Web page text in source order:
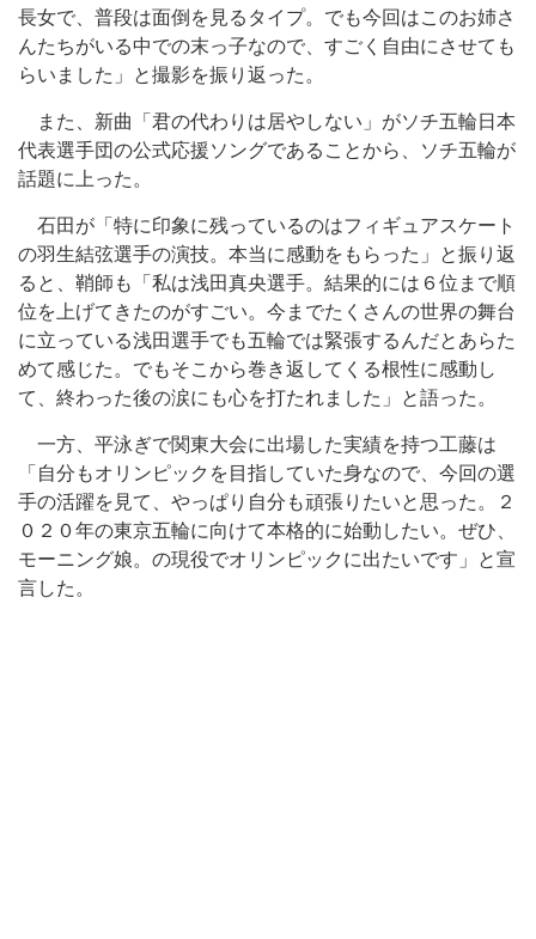
長女で、普段は面倒を見るタイプ。でも今回はこのお姉さ
んたちがいる中での末っ子なので、すごく自由にさせても
らいました」と撮影を振り返った。
また、新曲「君の代わりは居やしない」がソチ五輪日本
代表選手団の公式応援ソングであることから、ソチ五輪が
話題に上った。
石田が「特に印象に残っているのはフィギュアスケート
の羽生結弦選手の演技。本当に感動をもらった」と振り返
ると、鞘師も「私は浅田真央選手。結果的には６位まで順
位を上げてきたのがすごい。今までたくさんの世界の舞台
に立っている浅田選手でも五輪では緊張するんだとあらた
めて感じた。でもそこから巻き返してくる根性に感動し
て、終わった後の涙にも心を打たれました」と語った。
一方、平泳ぎで関東大会に出場した実績を持つ工藤は
「自分もオリンピックを目指していた身なので、今回の選
手の活躍を見て、やっぱり自分も頑張りたいと思った。２
０２０年の東京五輪に向けて本格的に始動したい。ぜひ、
モーニング娘。の現役でオリンピックに出たいです」と宣
言した。